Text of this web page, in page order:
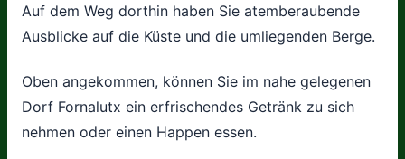
Auf dem Weg dorthin haben Sie atemberaubende
Ausblicke auf die Küste und die umliegenden Berge.
Oben angekommen, können Sie im nahe gelegenen
Dorf Fornalutx ein erfrischendes Getränk zu sich
nehmen oder einen Happen essen.